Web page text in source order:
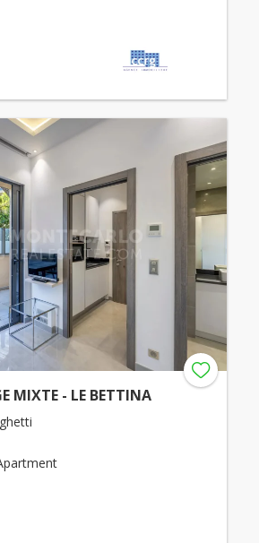
MIXTE - LE BETTINA